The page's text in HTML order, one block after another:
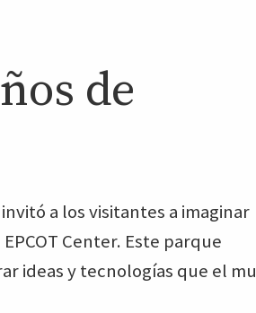
de
a los visitantes a imaginar
Center. Este parque
ideas y tecnologías que el